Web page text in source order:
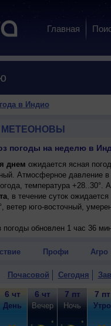
Главная
в Индио
МЕТЕОНОВЫ
погоды на неделю в
днем ожидается ясная
Атмосферное давление
температура
, в течение суток
ветер юго-восточный,
погоды обновлен 1 час 36
Профи Агро
Почасовой Сегодня
6 чт
День
6 чт
Вечер
7 пт
Ночь
7 пт
Утро